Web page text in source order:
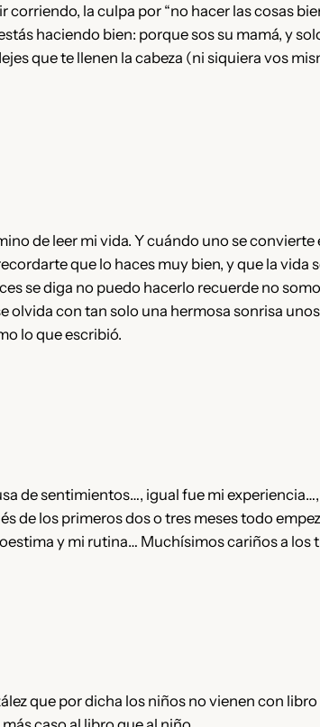
corriendo, la culpa por “no hacer las cosas
haciendo bien: porque sos su mamá, y
que te llenen la cabeza (ni siquiera vos
de leer mi vida. Y cuándo uno se
que lo haces muy bien, y que la vida
se diga no puedo hacerlo recuerde no
olvida con tan solo una hermosa sonrisa
lo que escribió.
de sentimientos…, igual fue mi
de los primeros dos o tres meses todo
y mi rutina… Muchísimos cariños a los
que por dicha los niños no vienen con